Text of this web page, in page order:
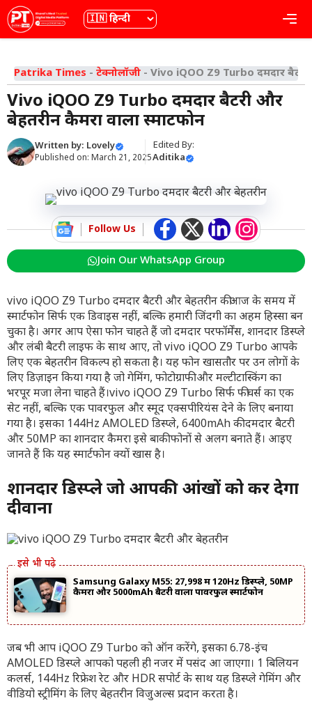
Skip
to
content
भाषा
Patrika Times - टेक्नोलॉजी - Vivo iQOO Z9 Turbo दमदार बैटरी
Vivo iQOO Z9 Turbo दमदार बैटरी और
बेहतरीन कैमरा वाला स्मार्टफोन
Written by: Lovely
Published on: March 21, 2025
Edited By:
Aditika
Follow Us
Join Our WhatsApp Group
vivo iQOO Z9 Turbo दमदार बैटरी और बेहतरीन कीआज के समय में
स्मार्टफोन सिर्फ एक डिवाइस नहीं, बल्कि हमारी जिंदगी का अहम हिस्सा बन
चुका है। अगर आप ऐसा फोन चाहते हैं जो दमदार परफॉर्मेंस, शानदार डिस्प्ले
और लंबी बैटरी लाइफ के साथ आए, तो vivo iQOO Z9 Turbo आपके
लिए एक बेहतरीन विकल्प हो सकता है। यह फोन खासतौर पर उन लोगों के
लिए डिज़ाइन किया गया है जो गेमिंग, फोटोग्राफी और मल्टीटास्किंग का
भरपूर मजा लेना चाहते हैं।vivo iQOO Z9 Turbo सिर्फ फीचर्स का एक
सेट नहीं, बल्कि एक पावरफुल और स्मूद एक्सपीरियंस देने के लिए बनाया
गया है। इसका 144Hz AMOLED डिस्प्ले, 6400mAh की दमदार बैटरी
और 50MP का शानदार कैमरा इसे बाकी फोनों से अलग बनाते हैं। आइए
जानते हैं कि यह स्मार्टफोन क्यों खास है।
शानदार डिस्प्ले जो आपकी आंखों को कर देगा
दीवाना
Samsung Galaxy M55: 27,998 में 120Hz डिस्प्ले, 50MP
कैमरा और 5000mAh बैटरी वाला पावरफुल स्मार्टफोन
जब भी आप iQOO Z9 Turbo को ऑन करेंगे, इसका 6.78-इंच
AMOLED डिस्प्ले आपको पहली ही नजर में पसंद आ जाएगा। 1 बिलियन
कलर्स, 144Hz रिफ्रेश रेट और HDR सपोर्ट के साथ यह डिस्प्ले गेमिंग और
वीडियो स्ट्रीमिंग के लिए बेहतरीन विजुअल्स प्रदान करता है।